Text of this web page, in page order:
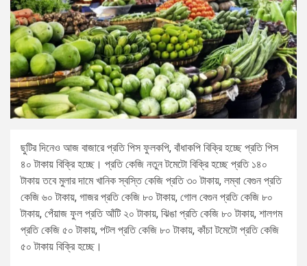
ছুটির দিনেও আজ বাজারে প্রতি পিস ফুলকপি, বাঁধাকপি বিক্রি হচ্ছে প্রতি পিস
৪০ টাকায় বিক্রি হচ্ছে। প্রতি কেজি নতুন টমেটো বিক্রি হচ্ছে প্রতি ১৪০
টাকায় তবে মুলার দামে খানিক স্বস্তি কেজি প্রতি ৩০ টাকায়, লম্বা বেগুন প্রতি
কেজি ৬০ টাকায়, গাজর প্রতি কেজি ৮০ টাকায়, গোল বেগুন প্রতি কেজি ৮০
টাকায়, পেঁয়াজ ফুল প্রতি আঁটি ২০ টাকায়, ঝিঙা প্রতি কেজি ৮০ টাকায়, শালগম
প্রতি কেজি ৫০ টাকায়, পটল প্রতি কেজি ৮০ টাকায়, কাঁচা টমেটো প্রতি কেজি
৫০ টাকায় বিক্রি হচ্ছে।